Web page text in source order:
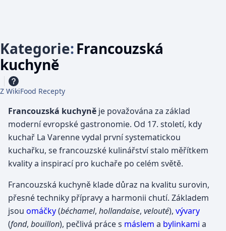
Kategorie:Francouzská
kuchyně
Z WikiFood Recepty
Francouzská kuchyně je považována za základ
moderní evropské gastronomie. Od 17. století, kdy
kuchař La Varenne vydal první systematickou
kuchařku, se francouzské kulinářství stalo měřítkem
kvality a inspirací pro kuchaře po celém světě.
Francouzská kuchyně klade důraz na kvalitu surovin,
přesné techniky přípravy a harmonii chutí. Základem
jsou omáčky(béchamel, hollandaise, velouté), vývary
(fond, bouillon), pečlivá práce s máslem a bylinkami a